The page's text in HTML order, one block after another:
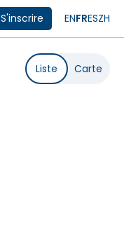
S'inscrire ENFRESZH
Liste Carte